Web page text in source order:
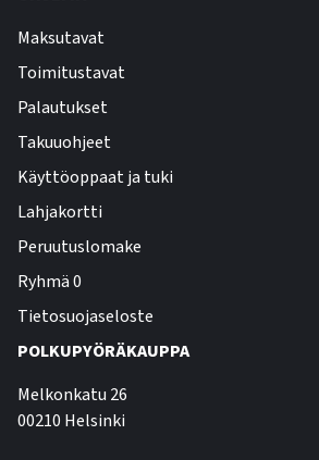
Maksutavat
Toimitustavat
Palautukset
Takuuohjeet
Käyttöoppaat ja tuki
Lahjakortti
Peruutuslomake
Ryhmä 0
Tietosuojaseloste
POLKUPYÖRÄKAUPPA
Melkonkatu 26
00210 Helsinki